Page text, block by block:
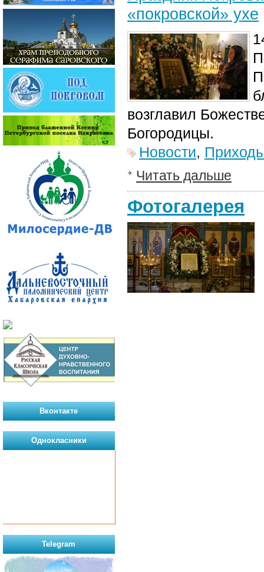
«покровской» ухе
возглавил
Богородицы.
Новости,
Читать дальше
Фотогалерея
Вконтакте
Однокласники
Telegram